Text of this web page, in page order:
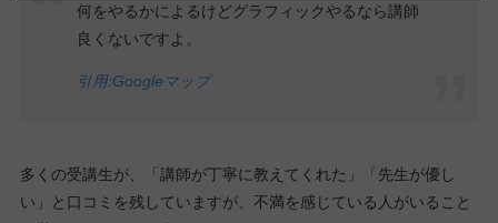
何をやるかによるけどグラフィックやるなら講師
良くないですよ。
引用:Googleマップ
多くの受講生が、「講師が丁寧に教えてくれた」「先生が優し
い」と口コミを残していますが、不満を感じている人がいること